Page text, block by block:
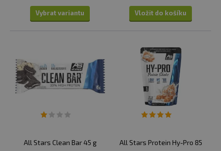
Vybrat variantu Vložit do košíku
All Stars Clean Bar 45 g All Stars Protein Hy-Pro 85